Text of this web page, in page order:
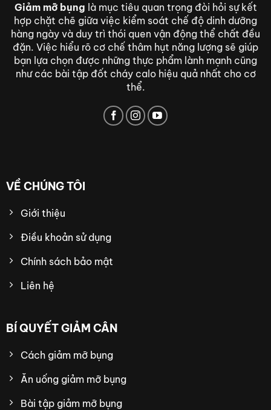
Giảm mỡ bụng là mục tiêu quan trọng đòi hỏi sự kết
hợp chặt chẽ giữa việc kiểm soát chế độ dinh dưỡng
hàng ngày và duy trì thói quen vận động thể chất đều
đặn. Việc hiểu rõ cơ chế thâm hụt năng lượng sẽ giúp
bạn lựa chọn được những thực phẩm lành mạnh cũng
như các bài tập đốt cháy calo hiệu quả nhất cho cơ
thể.
VỀ CHÚNG TÔI
Giới thiệu
Điều khoản sử dụng
Chính sách bảo mật
Liên hệ
BÍ QUYẾT GIẢM CÂN
Cách giảm mỡ bụng
Ăn uống giảm mỡ bụng
Bài tập giảm mỡ bụng